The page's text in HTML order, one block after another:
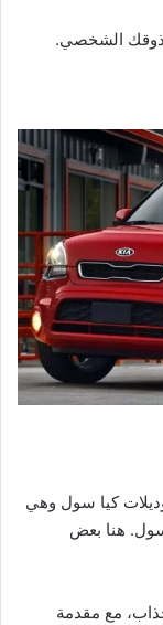
موديلات كيا سول وهي
هنا بعض
وجذاب، مع مقدمة